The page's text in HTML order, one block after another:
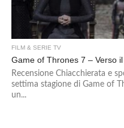
FILM & SERIE TV
Game of Thrones 7 – Verso
Recensione Chiacchierata e
settima stagione di Game of
un...